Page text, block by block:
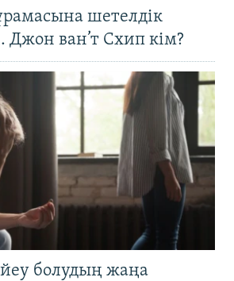
шетелдік
Джон ван’т Схип кім?
болудың жаңа